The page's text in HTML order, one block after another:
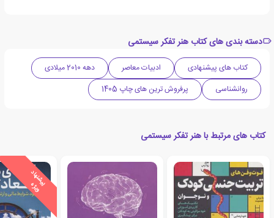
دسته بندی های کتاب هنر تفکر سیستمی
کتاب های پیشنهادی ادبیات معاصر
دهه 2010 میلادی
روانشناسی
پرفروش ترین های چاپ 1405
کتاب های مرتبط با هنر تفکر سیستمی
پ
ی
ش
ن
ه
ا
د
و
ی
ژ
ه